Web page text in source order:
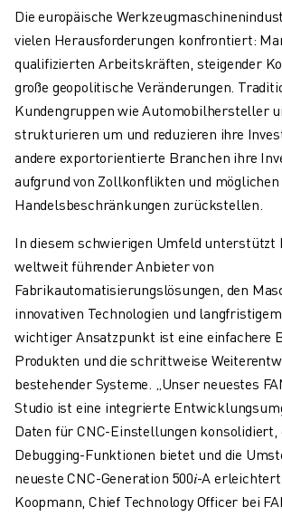
ROBODRILL SOFTWARE
ROBODRILL VORBEUGENDE WARTUNG
ROBODRILL NACHHALTIGKEIT
ROBODRILL ROBOTER-PAKET
ROBODRILL BILDUNGSPAKET
ELEKTRISCHE SPRITZGUSSMASCHINEN
ROBOSHOT-FILTER
ROBOSHOT ELEKTRISCHE
ROBOSHOT HARDWARE
ROBOSHOT NACHHALTIGKEIT
ROBOSHOT ROBOTER-PAKET
ROBOSHOT VORBEUGENDE WARTUNG
ROBOSHOT TOTAL COST OF OWNERSHIP
DRAHTERODIERMASCHINEN
ROBOCUT DRAHTERODIERMASCHINEN
ROBOCUT HARDWARE
ROBOCUT SOFTWARE
ROBOCUT VORBEUGENDE WARTUNG
ROBOCUT NACHHALTIGKEIT
IIOT-LÖSUNGEN
INTELLIGENTE FABRIKLÖSUNGEN
Die europäische
vielen Herausforderungen konfrontiert:
qualifizierten Arbeitskräften, steigender
große geopolitische Veränderungen.
Kundengruppen wie Automobilhersteller
strukturieren um und reduzieren ihre
andere exportorientierte Branchen ihre
aufgrund von Zollkonflikten und möglichen
Handelsbeschränkungen zurückstellen.
In diesem schwierigen Umfeld unterstützt
weltweit führender Anbieter von
Fabrikautomatisierungslösungen, den
innovativen Technologien und
wichtiger Ansatzpunkt ist eine einfachere
Produkten und die schrittweise
bestehender Systeme. „Unser neuestes
Studio ist eine integrierte
Daten für CNC-Einstellungen konsolidiert,
Debugging-Funktionen bietet und die
neueste CNC-Generation 500𝑖-A
Koopmann, Chief Technology Officer bei